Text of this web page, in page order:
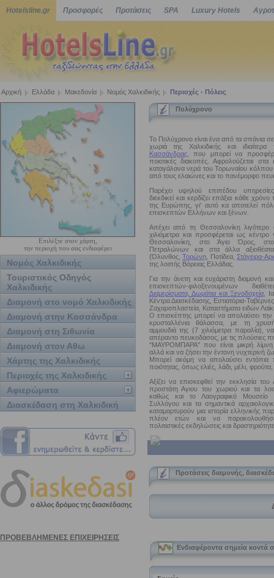
Hotelsline.gr Προσφορές Προτάσεις SPA Luxury Hotels
Αρχική Ελλάδα Μακεδονία Νομός Χαλκιδικής Περιοχές - Πόλεις
Επιλέξτε στον χάρτη,
την περιοχή που σας ενδιαφέρει
Νομός Χαλκιδικής
Τουριστικός Οδηγός
Χαλκιδικής
Διαμονή στο νομό Χαλκιδικής
Διαμονή στην Κασσάνδρα
Διαμονή στη Σιθωνία
Διαμονή στον Αθω
Χάρτης της Χαλκιδικής
Περιοχές της Χαλκιδικής
Αφιερώματα
Διασκέδαση στη Χαλκιδική
Πολύχρονο
Το Πολύχρονο είναι ένα από τα σπάνια
χωριά της Χαλκιδικής και
Κασσάνδρας, που μπορεί να
ποιοτικές διακοπές. Αφρολούζεται στα
καταγάλανα νερά του Τορωναίου κόλπου
από τους ελαιώνες και το πανέμορφο
Παρέχει υψηλού επιπέδου
διεκδικεί και κερδίζει επάξια κάθε
της Ευρώπης, γι' αυτό κα αποτελεί
επισκεπτών Ελλήνων και ξένων.
Απέχει από τη Θεσσαλονίκη
χιλιόμετρα και προσφέρεται ως κέντρο
Θεσσαλονίκη, στο Άγιο Όρος,
Πετραλώνων και στα άλλα αξιοθέατα
(Όλυνθος,Τορώνη , Ποτίδεα,Στάγειρα-
της λοιπής Βόρειας Ελλάδας.
Για την άνετη και ευχάριστη διαμονή
επισκεπτών-φιλοξενουμένων διαθέτει
Διαμερίσματα, Δωμάτια και Ξενοδοχεία,
Κέντρα Διασκέδασης, Εστιατόρια-
Ζαχαροπλαστεία, Καταστήματα ειδών
Ο επισκέπτης μπορεί να απολαύσει την
κρυσταλλένια θάλασσα, με τη
αμμουδιά της (7 χιλιόμετρα παραλία),
απέραντο πευκοδάσος, με τις πλούσιες
"ΜΑΥΡΟΜΠΑΡΑ" που είναι μικρή λίμνη
αλλά και να ζήσει την έντονη νυχτερινή
Μπορεί ακόμη να απολαύσει εντόπια
ποιότητας, όπως ελιές, λάδι, μέλι,
Αξίζει να επισκεφθεί την εκκλησία του
προστάτη Αγιου του χωριού και τα
καθώς και το Λαογραφικό Μουσείο
Συλλόγου και τα σημαντικά
καταμαρτυρούν μια ιστορία ελληνικής
πλέον ετών και να
πολιτιστικές εκδηλώσεις και
Προτάσεις διαμονής,